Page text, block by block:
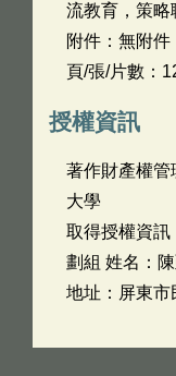
流教育，策略
附件：無附件
頁/張/片數：
授權資訊
著作財產權管
大學
取得授權資訊
劃組 姓名：
地址：屏東市